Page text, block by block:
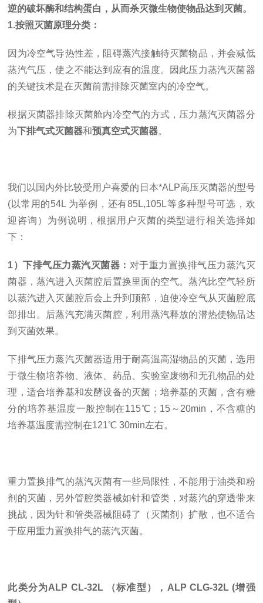
逆的破坏酶和结构蛋白，从而杀灭微生物使物品达到灭菌。
1.按照灭菌原理分类：
因为冷空气导热性差，阻碍蒸汽接触待灭菌物品，并会减低
蒸汽气压，使之不能达到应有的温度。因此压力蒸汽灭菌器
的关键技术是在灭菌前需排除灭菌室内的冷空气。
根据灭菌器排除灭菌舱内冷空气的方式，压力蒸汽灭菌器分
为下排气式灭菌器和预真空式灭菌器。
我们以国内外比较受用户喜爱的日本*ALP高压灭菌器的型号
(以常用的54L 为举例，还有85L,105L等多种型号可选，欢
迎咨询）为例说明，根据用户灭菌的类型进行相关选择如
下：
1）下排气压力蒸汽灭菌器： 对于重力置换排气压力蒸汽灭
菌器，蒸汽进入灭菌腔后置换里面的空气。蒸汽比空气轻所
以蒸汽进入灭菌腔后会上升到顶部，迫使冷空气从灭菌腔底
部排出。后蒸汽充满灭菌腔，利用蒸汽释放的潜热使物品达
到灭菌效果。
下排气压力蒸汽灭菌器适用于耐高温高湿物品的灭菌，选用
于微生物培养物、液体、药品、实验室废物和无孔物品的处
理，适合培养基和发酵设备的灭菌；培养基的灭菌，含有糖
分的培养基温度一般控制在115℃；15～20min，不含糖的
培养基温度需控制在121℃ 30min左右。
重力置换排气的蒸汽灭菌有一些局限性，不能用于油类和粉
剂的灭菌，另外管腔类器械如针和管类，对蒸汽的穿透带来
挑战，因为针和管类器械阻碍了（灭菌剂）扩散，也不适合
于应用重力置换排气的蒸汽灭菌。
此类分为ALP CL-32L （标准型），ALP CLG-32L (增强